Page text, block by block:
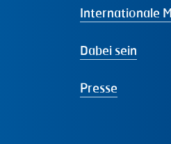
Internationale
Dabei sein
Presse